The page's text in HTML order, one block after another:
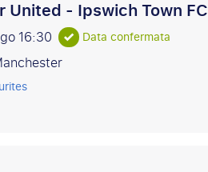
United - Ipswich Town FC
16:30 Data confermata